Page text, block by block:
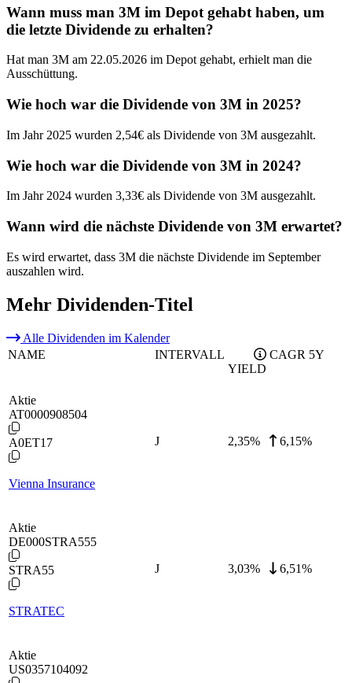
Wann muss man 3M im Depot gehabt haben, um
die letzte Dividende zu erhalten?
Hat man 3M am 22.05.2026 im Depot gehabt, erhielt man die
Ausschüttung.
Wie hoch war die Dividende von 3M in 2025?
Im Jahr 2025 wurden 2,54€ als Dividende von 3M ausgezahlt.
Wie hoch war die Dividende von 3M in 2024?
Im Jahr 2024 wurden 3,33€ als Dividende von 3M ausgezahlt.
Wann wird die nächste Dividende von 3M erwartet?
Es wird erwartet, dass 3M die nächste Dividende im September
auszahlen wird.
Mehr Dividenden-Titel
Alle Dividenden im Kalender
NAME
INTERVALL
YIELD
CAGR 5Y
Aktie
AT0000908504
A0ET17
Vienna Insurance
J 2,35% 6,15%
Aktie
DE000STRA555
STRA55
STRATEC
J 3,03% 6,51%
Aktie
US0357104092